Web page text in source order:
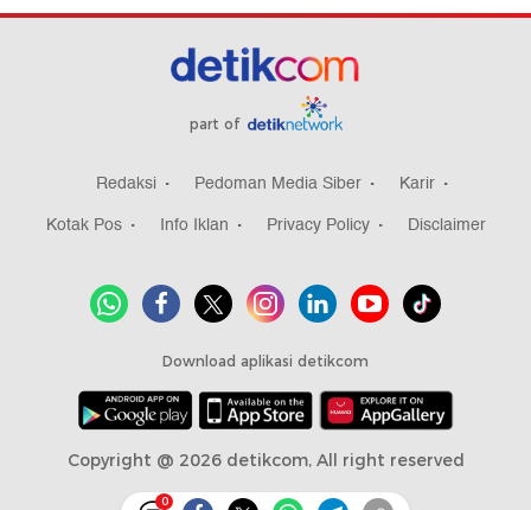
0
part of
Redaksi Pedoman Media Siber
Karir
Kotak Pos
Info Iklan Privacy Policy Disclaimer
Download aplikasi detikcom
Copyright @ 2026 detikcom, All right reserved